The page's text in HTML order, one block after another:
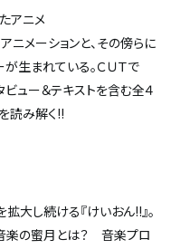
アニメ
ニメーションと、その傍らに
生まれている。ＣＵＴで
ビュー＆テキストを含む全４
読み解く!!
大し続ける『けいおん!!』。
楽の蜜月とは？ 音楽プロ